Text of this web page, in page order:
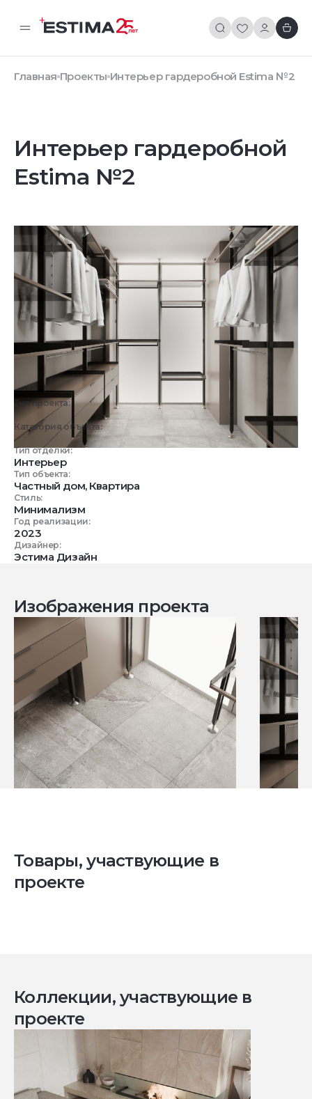
Главная Проекты Интерьер гардеробной Estima №2
Интерьер гардеробной
Estima №2
Тип проекта:
3D визуализация
Категория объекта:
Жилые объекты
Тип отделки:
Интерьер
Тип объекта:
Частный дом, Квартира
Стиль:
Минимализм
Год реализации:
2023
Дизайнер:
Эстима Дизайн
Изображения проекта
Товары, участвующие в
проекте
Коллекции, участвующие в
проекте